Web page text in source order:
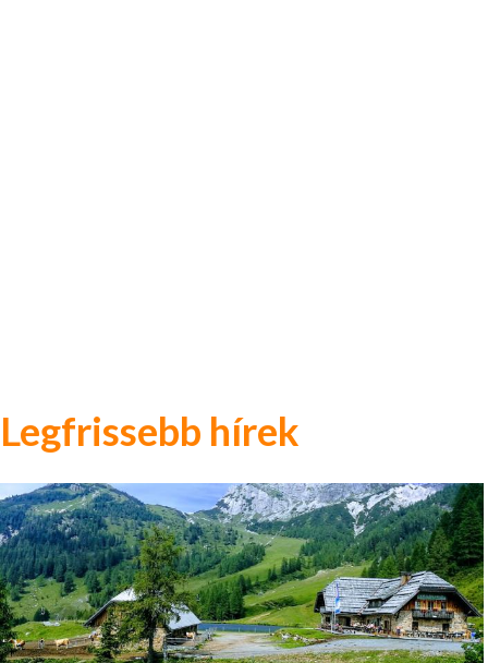
Legfrissebb hírek